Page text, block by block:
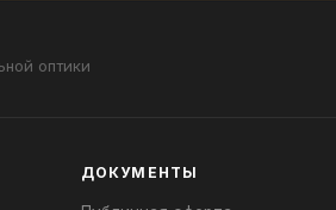
оптики
ДОКУМЕНТЫ